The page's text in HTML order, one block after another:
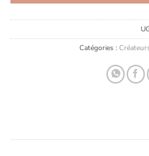
Catégories :